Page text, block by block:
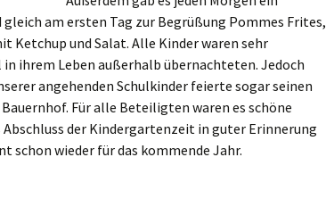
St. Josef Bornheim (ext.
Link)
Bistum Limburg (ext.
Link)
Caritas Frankfurt (ext.
Link)
und Kirche Mariä Himmelfahrt
Kirche St. Hedwig
Das Pfarrhaus
am ersten Tag zur Begrüßung Pommes Frites,
Ketchup und Salat. Alle Kinder waren sehr
ihrem Leben außerhalb übernachteten. Jedoch
angehenden Schulkinder feierte sogar seinen
Für alle Beteiligten waren es schöne
Abschluss der Kindergartenzeit in guter Erinnerung
schon wieder für das kommende Jahr.